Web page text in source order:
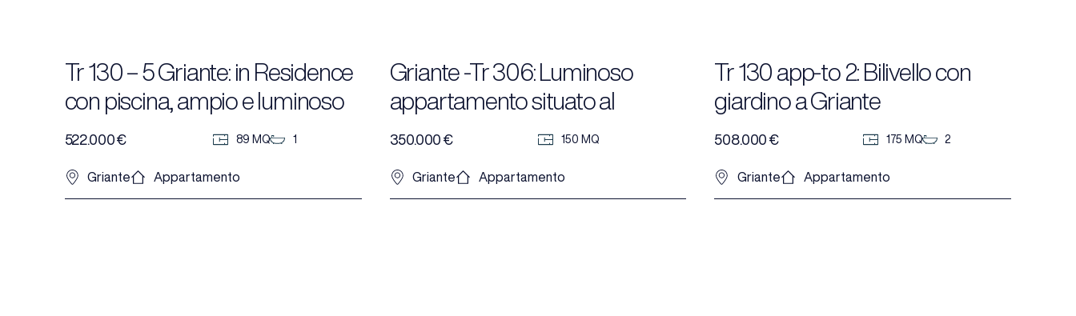
Tr 130 – 5 Griante: in Residence
con piscina, ampio e luminoso
appartamentocon giardino
522.000 € 89 MQ 1
Griante Appartamento
Griante -Tr 306: Luminoso
appartamento situato al
secondo piano di una residenza
350.000 € 150 MQ
Griante Appartamento
Tr 130 app-to 2: Bilivello con
giardino a Griante
508.000 € 175 MQ 2
Griante Appartamento